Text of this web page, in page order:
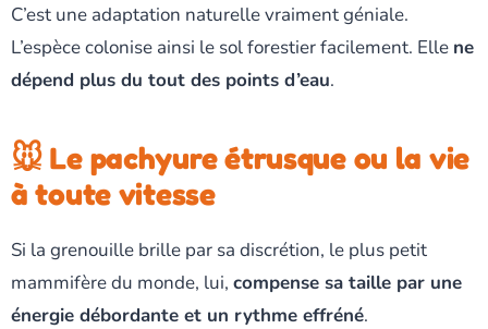
C’est une adaptation naturelle vraiment géniale.
L’espèce colonise ainsi le sol forestier facilement. Elle ne
dépend plus du tout des points d’eau.
🐭 Le pachyure étrusque ou la vie
à toute vitesse
Si la grenouille brille par sa discrétion, le plus petit
mammifère du monde, lui, compense sa taille par une
énergie débordante et un rythme effréné.